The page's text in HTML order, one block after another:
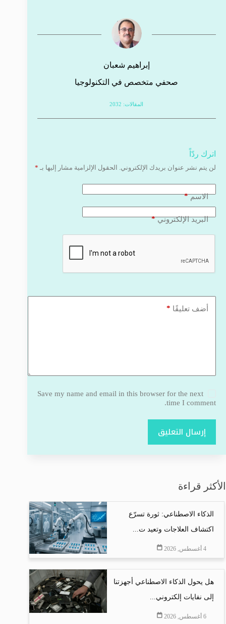
إبراهيم شعبان
صحفي متخصص في التكنولوجيا
المقالات: 2032
اترك ردّاً
لن يتم نشر عنوان بريدك الإلكتروني. الحقول الإلزامية مشار إليها بـ *
الاسم*
البريد الإلكتروني*
أضف تعليقًا *
Save my name and email in this browser for the next
time I comment.
إرسال التعليق
الأكثر قراءة
الذكاء الاصطناعي: ثورة تسرّع
اكتشاف العلاجات وتعيد ت...
4 أغسطس, 2026
هل يحول الذكاء الاصطناعي أجهزتنا
إلى نفايات إلكتروني...
6 أغسطس, 2026